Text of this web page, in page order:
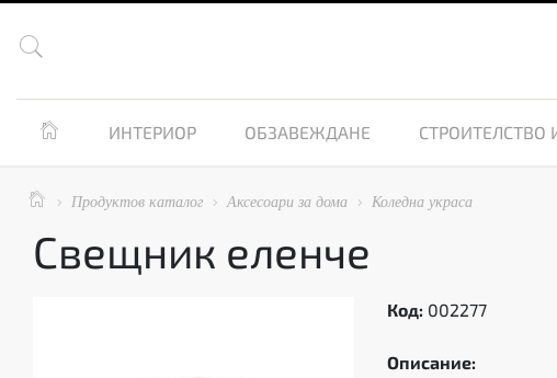

 ИНТЕРИОР ОБЗАВЕЖДАНЕ СТРОИТЕЛСТВО
  Продуктов каталог  Аксесоари за дома  Коледна украса
Свещник еленче
Код: 002277
Описание: